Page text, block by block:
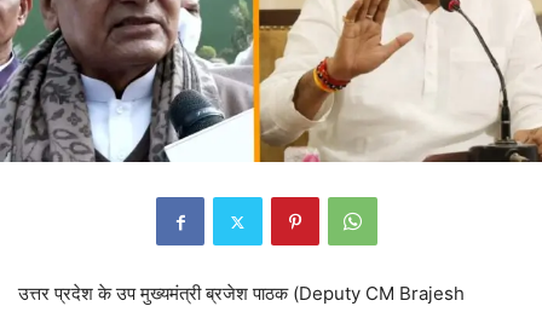
उत्तर प्रदेश के उप मुख्यमंत्री ब्रजेश पाठक (Deputy CM Brajesh